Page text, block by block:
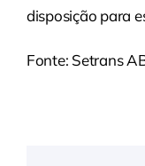
disposição para
Fonte: Setrans